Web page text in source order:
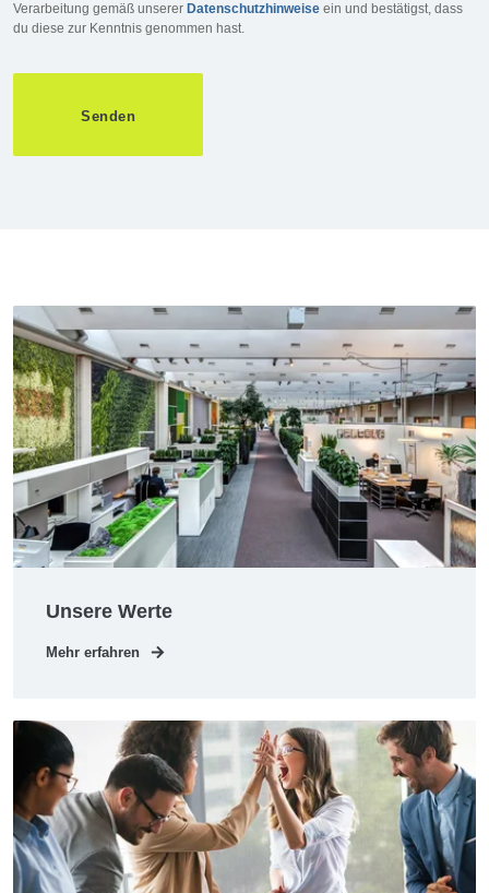
Verarbeitung gemäß unserer Datenschutzhinweise ein und bestätigst, dass
du diese zur Kenntnis genommen hast.
Unsere Werte
Mehr erfahren